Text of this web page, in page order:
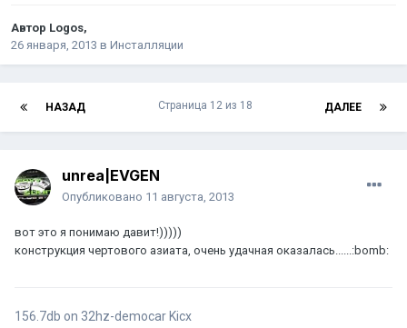
Автор Logos,
26 января, 2013 в Инсталляции
НАЗАД ДАЛЕЕ
Страница 12 из 18
unrea|EVGEN
Опубликовано 11 августа, 2013
вот это я понимаю давит!)))))
конструкция чертового азиата, очень удачная оказалась......:bomb:
156.7db on 32hz-democar Kicx